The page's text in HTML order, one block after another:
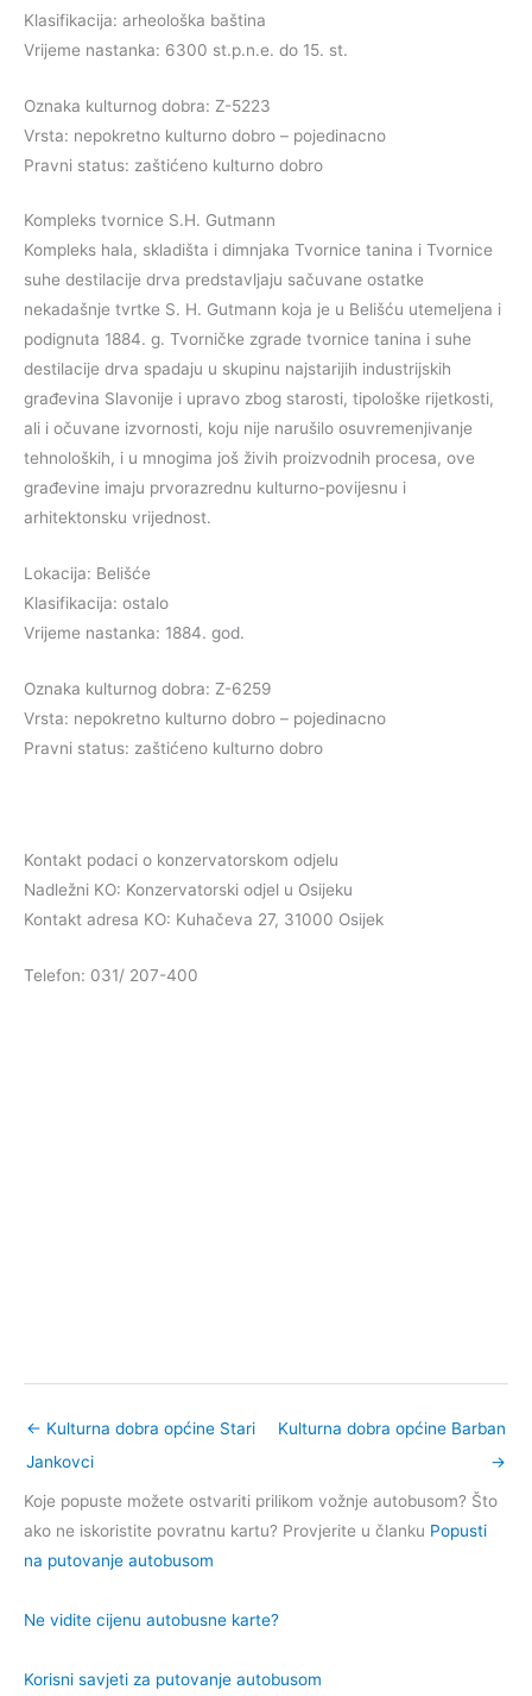
Klasifikacija: arheološka baština
Vrijeme nastanka: 6300 st.p.n.e. do 15. st.
Oznaka kulturnog dobra: Z-5223
Vrsta: nepokretno kulturno dobro – pojedinacno
Pravni status: zaštićeno kulturno dobro
Kompleks tvornice S.H. Gutmann
Kompleks hala, skladišta i dimnjaka Tvornice tanina i Tvornice
suhe destilacije drva predstavljaju sačuvane ostatke
nekadašnje tvrtke S. H. Gutmann koja je u Belišću utemeljena i
podignuta 1884. g. Tvorničke zgrade tvornice tanina i suhe
destilacije drva spadaju u skupinu najstarijih industrijskih
građevina Slavonije i upravo zbog starosti, tipološke rijetkosti,
ali i očuvane izvornosti, koju nije narušilo osuvremenjivanje
tehnoloških, i u mnogima još živih proizvodnih procesa, ove
građevine imaju prvorazrednu kulturno-povijesnu i
arhitektonsku vrijednost.
Lokacija: Belišće
Klasifikacija: ostalo
Vrijeme nastanka: 1884. god.
Oznaka kulturnog dobra: Z-6259
Vrsta: nepokretno kulturno dobro – pojedinacno
Pravni status: zaštićeno kulturno dobro
Kontakt podaci o konzervatorskom odjelu
Nadležni KO: Konzervatorski odjel u Osijeku
Kontakt adresa KO: Kuhačeva 27, 31000 Osijek
Telefon: 031/ 207-400
← Kulturna dobra općine Stari
Jankovci
Kulturna dobra općine Barban
→
Koje popuste možete ostvariti prilikom vožnje autobusom? Što
ako ne iskoristite povratnu kartu? Provjerite u članku Popusti
na putovanje autobusom
Ne vidite cijenu autobusne karte?
Korisni savjeti za putovanje autobusom